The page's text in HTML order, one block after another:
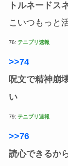
トルネードス
こいつもっと
76: テニプリ速報
>>74
呪文で精神崩
い
79: テニプリ速報
>>76
読心できるか